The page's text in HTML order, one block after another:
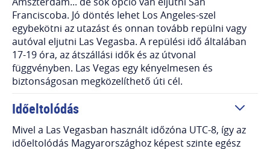
Franciscoba. Jó döntés lehet Los Angeles-szel
egybekötni az utazást és onnan tovább repülni vagy
autóval eljutni Las Vegasba. A repülési idő általában
17-19 óra, az átszállási idők és az útvonal
függvényben. Las Vegas egy kényelmesen és
biztonságosan megközelíthető úti cél.
Időeltolódás
Mivel a Las Vegasban használt időzóna UTC-8, így az
időeltolódás Magyarországhoz képest szinte egész